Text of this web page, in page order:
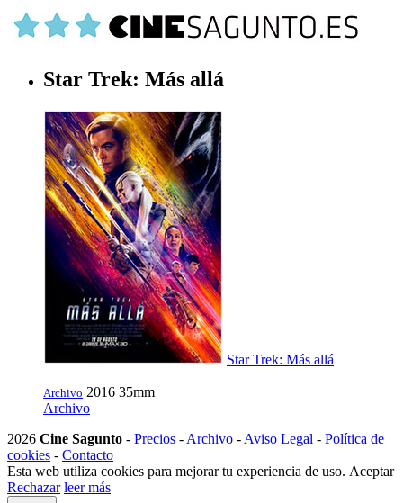
Star Trek: Más allá
Star Trek: Más allá
Archivo 2016 35mm
Archivo
2026 Cine Sagunto - Precios - Archivo - Aviso Legal - Política de
cookies - Contacto
Esta web utiliza cookies para mejorar tu experiencia de uso. Aceptar
Rechazar leer más